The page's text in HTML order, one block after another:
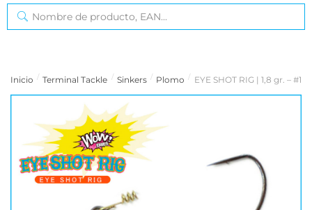
Inicio / Terminal Tackle / Sinkers / Plomo / EYE SHOT RIG | 1,8 gr. – #1